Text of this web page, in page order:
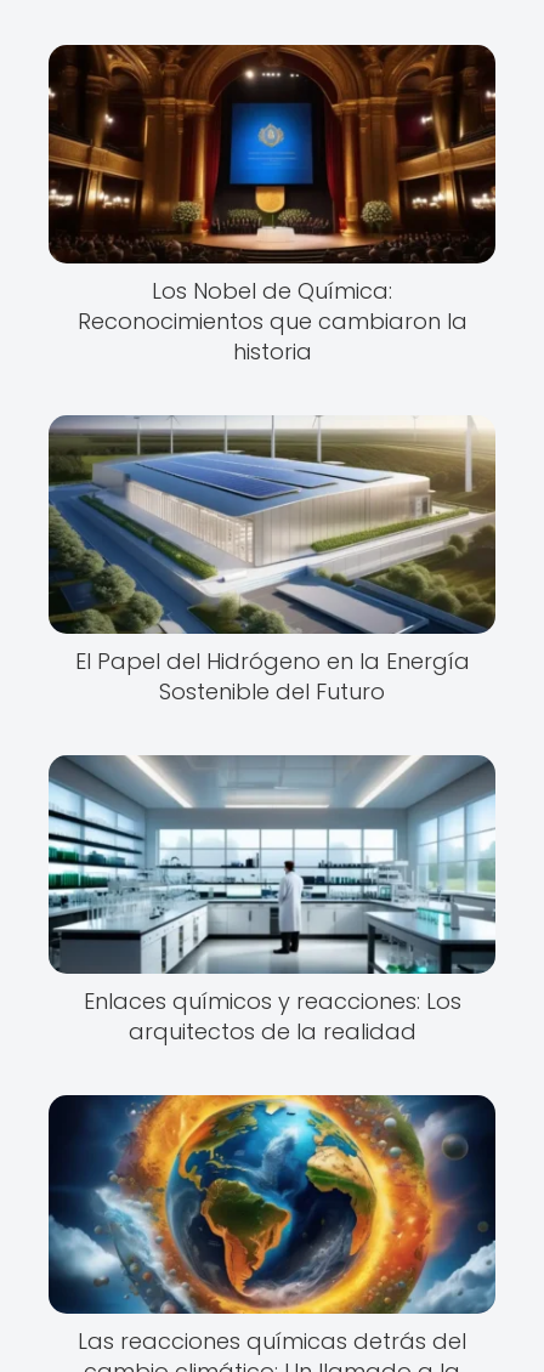
Los Nobel de Química:
Reconocimientos que cambiaron la
historia
El Papel del Hidrógeno en la Energía
Sostenible del Futuro
Enlaces químicos y reacciones: Los
arquitectos de la realidad
Las reacciones químicas detrás del